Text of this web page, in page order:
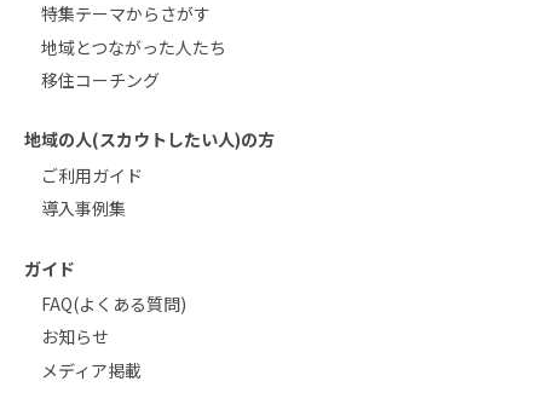
特集テーマからさがす
地域とつながった人たち
移住コーチング
地域の人(スカウトしたい人)の方
ご利用ガイド
導入事例集
ガイド
FAQ(よくある質問)
お知らせ
メディア掲載